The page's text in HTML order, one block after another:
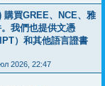
買GREE、NCE、雅
我們也提供文憑
）和其他語言證書
2026, 22:47